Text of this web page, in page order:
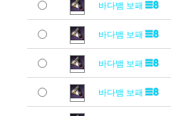
바다뱀 보패
바다뱀 보패
바다뱀 보패
바다뱀 보패